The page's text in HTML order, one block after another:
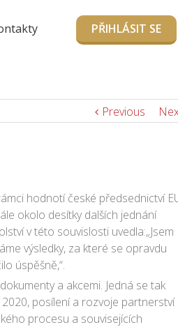
PŘIHLÁSIT SE
Previous
hodnotí české předsednictví
okolo desítky dalších jednání
v této souvislosti uvedla:„Jsem
výsledky, za které se opravdu
úspěšně,“.
a akcemi. Jedná se tak
posílení a rozvoje partnerství
procesu a souvisejících